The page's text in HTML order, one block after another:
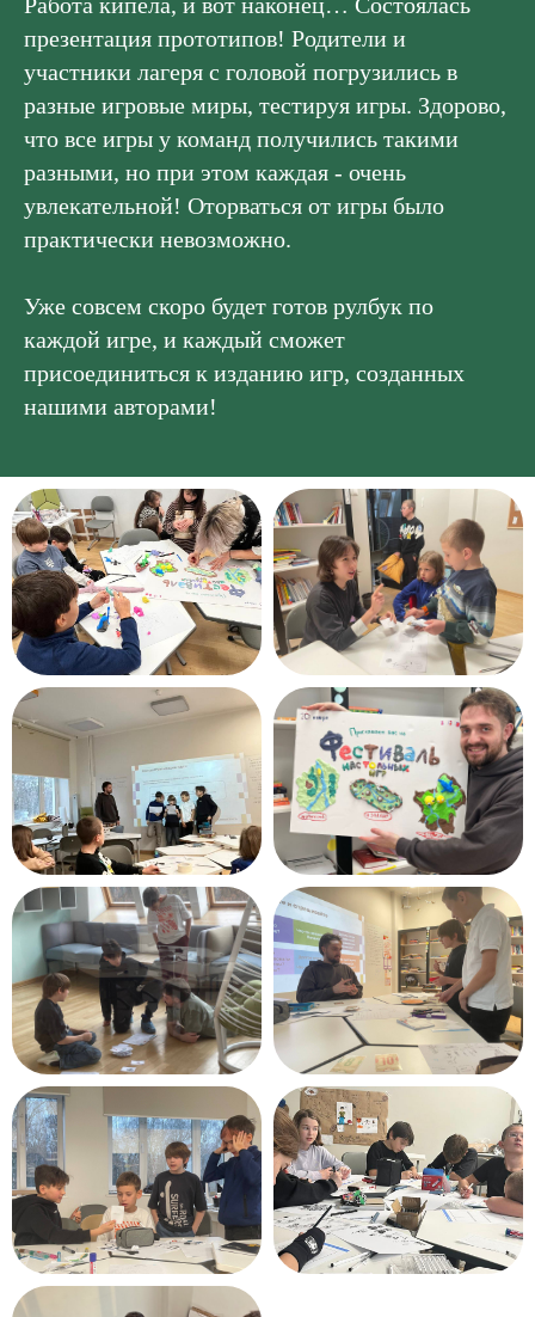
презентация прототипов! Родители и
участники лагеря с головой погрузились в
разные игровые миры, тестируя игры. Здорово,
что все игры у команд получились такими
разными, но при этом каждая - очень
увлекательной! Оторваться от игры было
практически невозможно.
Уже совсем скоро будет готов рулбук по
каждой игре, и каждый сможет
присоединиться к изданию игр, созданных
нашими авторами!